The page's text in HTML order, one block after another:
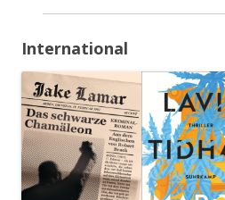
International